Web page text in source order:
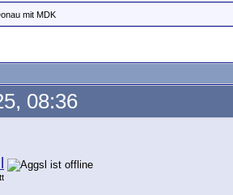
mit MDK
08:36